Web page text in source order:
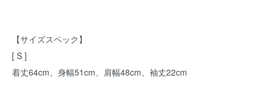
【サイズスペック】
[ S ]
着丈64cm、身幅51cm、肩幅48cm、袖丈22cm